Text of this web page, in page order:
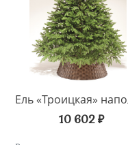
10 602 ₽